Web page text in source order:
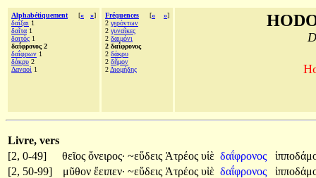
Alphabétiquement [« »]
δαΐξαι 1
δαῖτα 1
δαιτὸς 1
δαΐφρονος 2
δαΐφρων 1
δάκρυ 2
Δαναοὶ 1
Fréquences [« »]
2 γερόντων
2 γυναῖκες
2 δαιμόνι
2 δαΐφρονος
2 δάκρυ
2 δῆμον
2Διομήδης
Livre, vers
[2, 0-49]
θεῖος ὄνειρος· ~εὕδεις Ἀτρέος υἱὲ δαΐφρονος
[2, 50-99]
μῦθον ἔειπεν· ~εὕδεις Ἀτρέος υἱὲ δαΐφρονος